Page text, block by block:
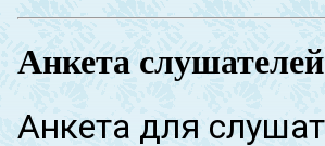
Анкета слушателей